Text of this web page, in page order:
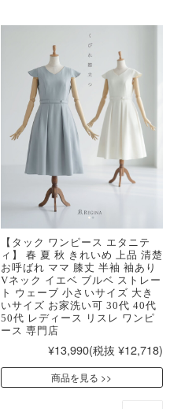
【タック ワンピース エタニテ
ィ】 春 夏 秋 きれいめ 上品 清楚
お呼ばれ ママ 膝丈 半袖 袖あり
Vネック イエベ ブルベ ストレー
ト ウェーブ 小さいサイズ 大き
いサイズ お家洗い可 30代 40代
50代 レディース リスレ ワンピ
ース 専門店
¥13,990(税抜 ¥12,718)
商品を見る